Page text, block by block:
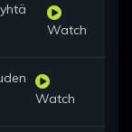
Watch
Watch